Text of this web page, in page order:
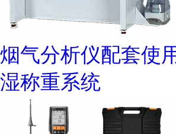
烟气分析仪配套使
湿称重系统